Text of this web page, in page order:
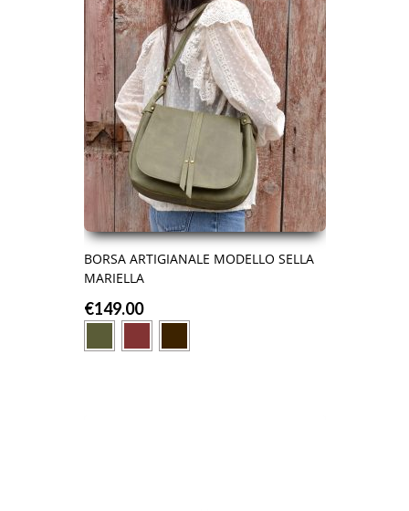
BORSA ARTIGIANALE MODELLO SELLA
MARIELLA
€149.00